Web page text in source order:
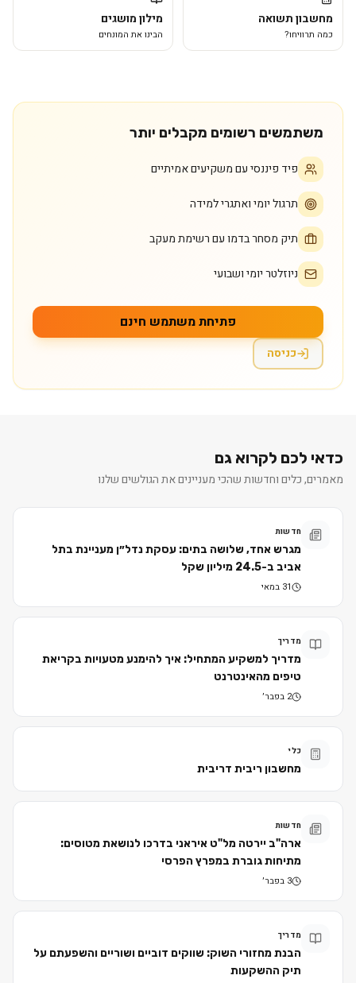
מחשבון תשואה
כמה תרוויחו?
מילון מושגים
הבינו את המונחים
משתמשים רשומים מקבלים יותר
פיד פיננסי עם משקיעים אמיתיים
תרגול יומי ואתגרי למידה
תיק מסחר בדמו עם רשימת מעקב
ניוזלטר יומי ושבועי
פתיחת משתמש חינם
כניסה
כדאי לכם לקרוא גם
מאמרים, כלים וחדשות שהכי מעניינים את הגולשים שלנו
חדשות
מגרש אחד, שלושה בתים: עסקת נדל״ן מעניינת בתל
אביב ב-24.5 מיליון שקל
31 במאי
מדריך
מדריך למשקיע המתחיל: איך להימנע מטעויות בקריאת
טיפים מהאינטרנט
2 בפבר׳
כלי
מחשבון ריבית דריבית
חדשות
ארה"ב יירטה מל"ט איראני בדרכו לנושאת מטוסים:
מתיחות גוברת במפרץ הפרסי
3 בפבר׳
מדריך
הבנת מחזורי השוק: שווקים דוביים ושוריים והשפעתם על
תיק ההשקעות